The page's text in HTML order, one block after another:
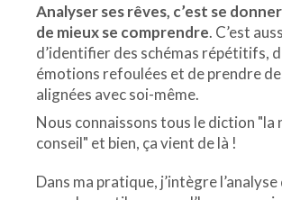
Analyser ses rêves, c’est se
de mieux se comprendre. C’est
d’identifier des schémas répétitifs,
émotions refoulées et de prendre
alignées avec soi-même.
Nous connaissons tous le diction "la
conseil" et bien, ça vient de là !
Dans ma pratique, j’intègre